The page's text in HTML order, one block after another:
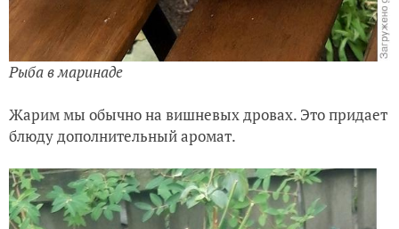
Рыба в маринаде
Жарим мы обычно на вишневых дровах. Это придает
блюду дополнительный аромат.